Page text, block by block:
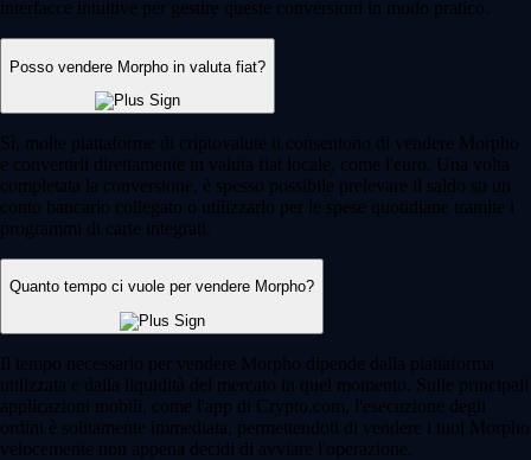
interfacce intuitive per gestire queste conversioni in modo pratico.
Posso vendere Morpho in valuta fiat?
Sì, molte piattaforme di criptovalute ti consentono di vendere Morpho
e convertirli direttamente in valuta fiat locale, come l'euro. Una volta
completata la conversione, è spesso possibile prelevare il saldo su un
conto bancario collegato o utilizzarlo per le spese quotidiane tramite i
programmi di carte integrati.
Quanto tempo ci vuole per vendere Morpho?
Il tempo necessario per vendere Morpho dipende dalla piattaforma
utilizzata e dalla liquidità del mercato in quel momento. Sulle principali
applicazioni mobili, come l'app di Crypto.com, l'esecuzione degli
ordini è solitamente immediata, permettendoti di vendere i tuoi Morpho
velocemente non appena decidi di avviare l'operazione.